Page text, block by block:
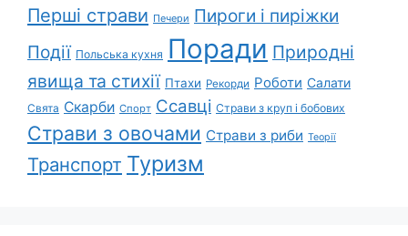
Перші страви Печери Пироги і пиріжки
Події Польська кухня Поради Природні
явища та стихії Птахи Рекорди Роботи Салати
Свята Скарби Спорт Ссавці Страви з круп і бобових
Страви з овочами Страви з риби Теорії
Транспорт Туризм